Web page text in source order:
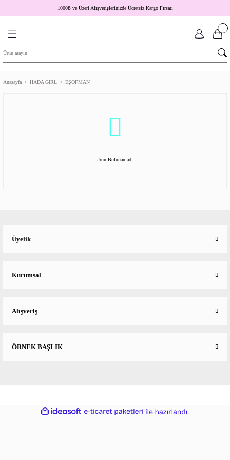
1000₺ve Üzeri Alışverişlerinizde Ücretsiz Kargo Fırsatı
Anasayfa HADA GIRL EŞOFMAN
Ürün Bulunamadı.
Üyelik
Kurumsal
Alışveriş
ÖRNEK BAŞLIK
ideasoft
e-